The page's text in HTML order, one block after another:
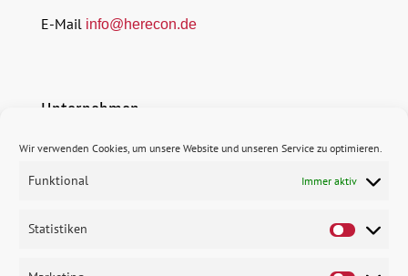
Wir verwenden Cookies, um unsere Website und unseren Service zu optimieren.
Funktional Immer aktiv
Statistiken
E-Mail info@herecon.de
Unternehmen
$ Karriere